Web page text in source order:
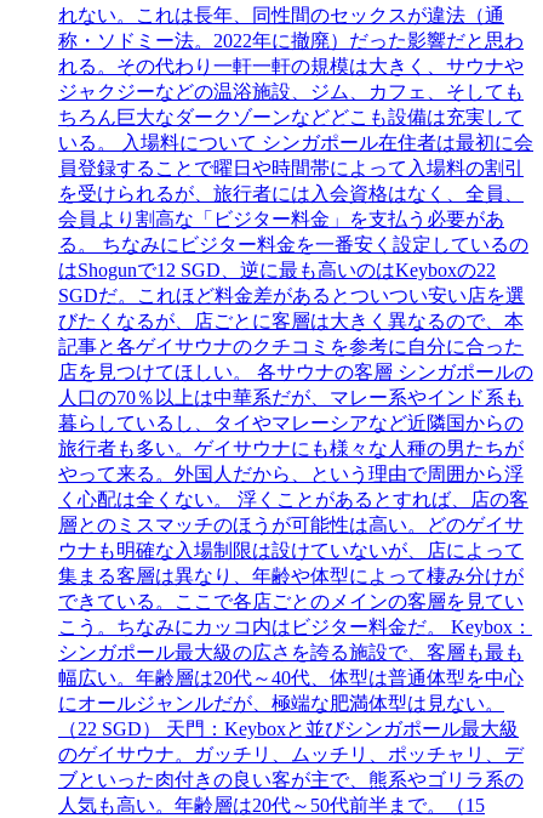
れない。これは長年、同性間のセックスが違法（通
称・ソドミー法。2022年に撤廃）だった影響だと思わ
れる。その代わり一軒一軒の規模は大きく、サウナや
ジャクジーなどの温浴施設、ジム、カフェ、そしても
ちろん巨大なダークゾーンなどどこも設備は充実して
いる。 入場料について シンガポール在住者は最初に会
員登録することで曜日や時間帯によって入場料の割引
を受けられるが、旅行者には入会資格はなく、全員、
会員より割高な「ビジター料金」を支払う必要があ
る。 ちなみにビジター料金を一番安く設定しているの
はShogunで12 SGD、逆に最も高いのはKeyboxの22
SGDだ。これほど料金差があるとついつい安い店を選
びたくなるが、店ごとに客層は大きく異なるので、本
記事と各ゲイサウナのクチコミを参考に自分に合った
店を見つけてほしい。 各サウナの客層 シンガポールの
人口の70％以上は中華系だが、マレー系やインド系も
暮らしているし、タイやマレーシアなど近隣国からの
旅行者も多い。ゲイサウナにも様々な人種の男たちが
やって来る。外国人だから、という理由で周囲から浮
く心配は全くない。 浮くことがあるとすれば、店の客
層とのミスマッチのほうが可能性は高い。どのゲイサ
ウナも明確な入場制限は設けていないが、店によって
集まる客層は異なり、年齢や体型によって棲み分けが
できている。ここで各店ごとのメインの客層を見てい
こう。ちなみにカッコ内はビジター料金だ。 Keybox：
シンガポール最大級の広さを誇る施設で、客層も最も
幅広い。年齢層は20代～40代、体型は普通体型を中心
にオールジャンルだが、極端な肥満体型は見ない。
（22 SGD） 天門：Keyboxと並びシンガポール最大級
のゲイサウナ。ガッチリ、ムッチリ、ポッチャリ、デ
ブといった肉付きの良い客が主で、熊系やゴリラ系の
人気も高い。年齢層は20代～50代前半まで。（15